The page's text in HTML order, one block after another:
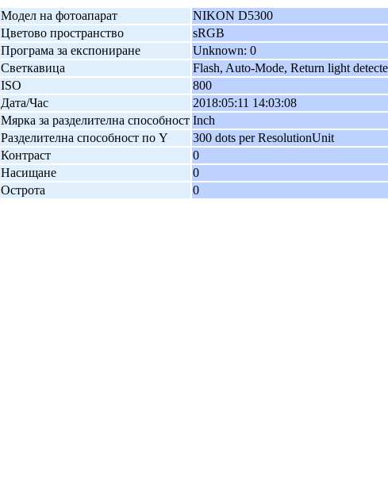
Модел на фотоапарат
NIKON D5300
Цветово пространство
sRGB
Програма за експониране
Unknown: 0
Светкавица
Flash, Auto-Mode, Return light
ISO
800
Дата/Час
2018:05:11 14:03:08
Мярка за разделителна способност Inch
Разделителна способност по Y
300 dots per ResolutionUnit
Контраст
0
Насищане
0
Острота 0